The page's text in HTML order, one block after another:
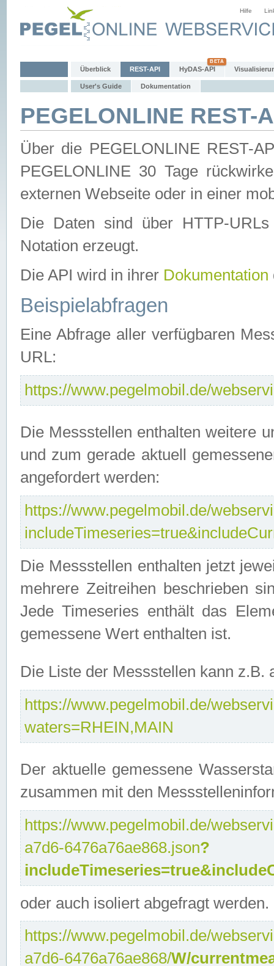
Hilfe
Überblick REST-API HyDAS-API
User's Guide Dokumentation
PEGELONLINE REST-
Über die PEGELONLINE REST-
PEGELONLINE 30 Tage
externen Webseite oder in einer
Die Daten sind über HTTP-
Notation erzeugt.
Die API wird in ihrer Dokumentation
Beispielabfragen
Eine Abfrage aller verfügbaren
URL:
https://www.pegelmobil.de/
Die Messstellen enthalten weitere
und zum gerade aktuell
angefordert werden:
https://www.pegelmobil.de/
Die Messstellen enthalten jetzt
mehrere Zeitreihen beschrieben
Jede Timeseries enthält das
gemessene Wert enthalten ist.
Die Liste der Messstellen kann
https://www.pegelmobil.de/
waters=RHEIN,MAIN
Der aktuelle gemessene
zusammen mit den
https://www.pegelmobil.de/
a7d6-6476a76ae868.json?
oder auch isoliert abgefragt werden.
https://www.pegelmobil.de/
a7d6-6476a76ae868/W/